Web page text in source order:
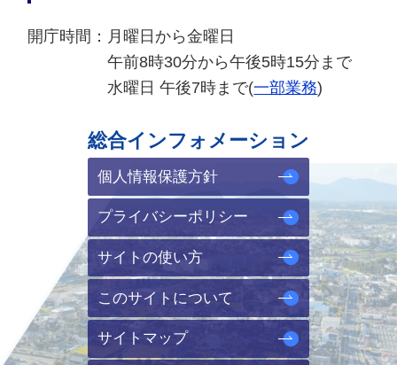
開庁時間： 月曜日から金曜日
午前8時30分から午後5時15分まで
水曜日 午後7時まで(一部業務)
総合インフォメーション
個人情報保護方針
プライバシーポリシー
サイトの使い方
このサイトについて
サイトマップ